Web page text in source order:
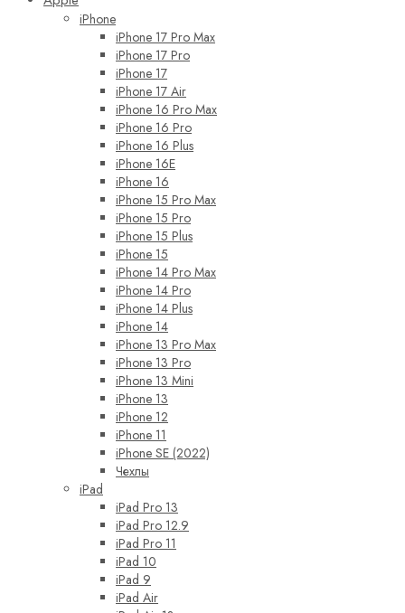
iPhone
iPhone 17 Pro Max
iPhone 17 Pro
iPhone 17
iPhone 17 Air
iPhone 16 Pro Max
iPhone 16 Pro
iPhone 16 Plus
iPhone 16E
iPhone 16
iPhone 15 Pro Max
iPhone 15 Pro
iPhone 15 Plus
iPhone 15
iPhone 14 Pro Max
iPhone 14 Pro
iPhone 14 Plus
iPhone 14
iPhone 13 Pro Max
iPhone 13 Pro
iPhone 13 Mini
iPhone 13
iPhone 12
iPhone 11
iPhone SE (2022)
Чехлы
iPad
iPad Pro 13
iPad Pro 12.9
iPad Pro 11
iPad 10
iPad 9
iPad Air